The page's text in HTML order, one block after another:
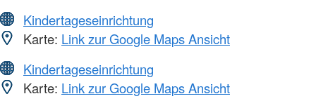
Kindertageseinrichtung
Karte: Link zur Google Maps Ansicht
Kindertageseinrichtung
Karte: Link zur Google Maps Ansicht